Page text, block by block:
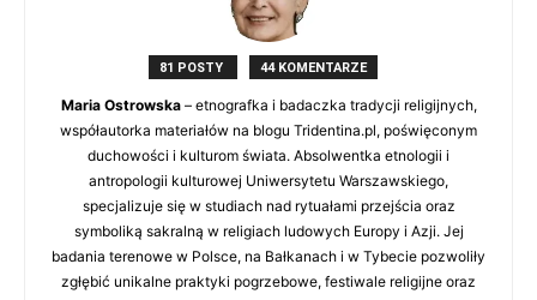
81 POSTY 44 KOMENTARZE
Maria Ostrowska– etnografka i badaczka tradycji religijnych,
współautorka materiałów na blogu Tridentina.pl, poświęconym
duchowości i kulturom świata. Absolwentka etnologii i
antropologii kulturowej Uniwersytetu Warszawskiego,
specjalizuje się w studiach nad rytuałami przejścia oraz
symboliką sakralną w religiach ludowych Europy i Azji. Jej
badania terenowe w Polsce, na Bałkanach i w Tybecie pozwoliły
zgłębić unikalne praktyki pogrzebowe, festiwale religijne oraz